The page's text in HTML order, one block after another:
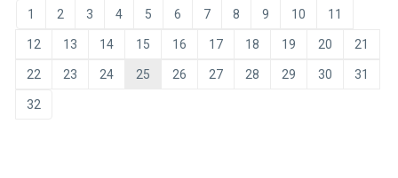
1 2 3 4 5 6 7 8 9 10 11
12 13 14 15 16 17 18 19 20 21
22 23 24 25 26 27 28 29 30 31
32